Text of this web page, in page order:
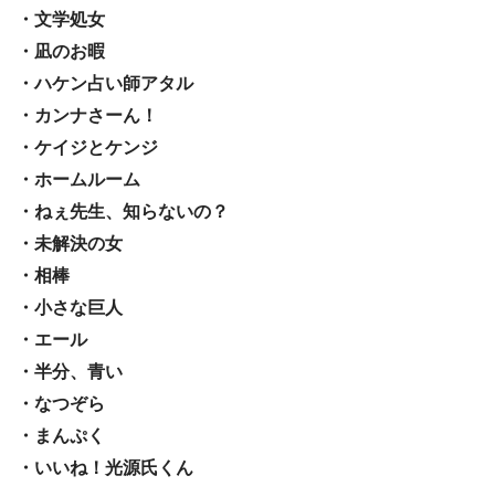
・文学処女
・凪のお暇
・ハケン占い師アタル
・カンナさーん！
・ケイジとケンジ
・ホームルーム
・ねぇ先生、知らないの？
・未解決の女
・相棒
・小さな巨人
・エール
・半分、青い
・なつぞら
・まんぷく
・いいね！光源氏くん